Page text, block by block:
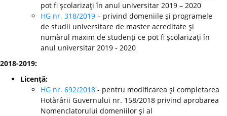
pot fi şcolarizaţi în anul universitar 2019 – 2020
HG nr. 318/2019 – privind domeniile şi programele
de studii universitare de master acreditate şi
numărul maxim de studenţi ce pot fi şcolarizaţi în
anul universitar 2019 - 2020
2018-2019:
Licenţă:
HG nr. 692/2018 - pentru modificarea şi completarea
Hotărârii Guvernului nr. 158/2018 privind aprobarea
Nomenclatorului domeniilor şi al